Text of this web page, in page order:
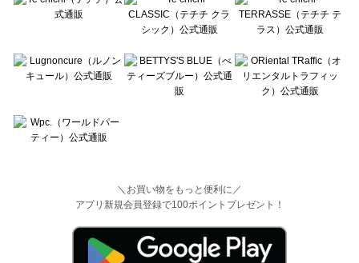
＼お買い物をもっと便利に／
アプリ新規会員登録で100ポイントプレゼント！